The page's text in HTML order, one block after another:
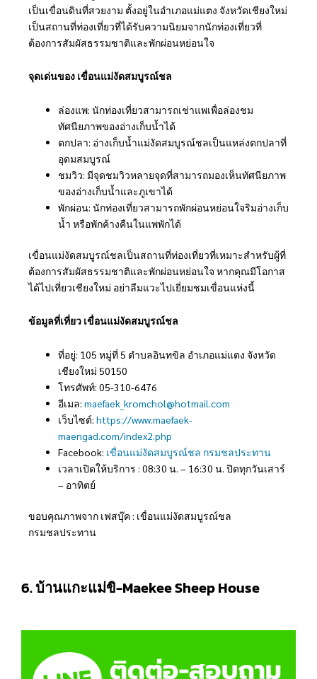
เป็นเขื่อนดินที่สวยงาม ตั้งอยู่ในอำเภอแม่แตง จังหวัดเชียงใหม่
เป็นสถานที่ท่องเที่ยวที่ได้รับความนิยมจากนักท่องเที่ยวที่
ต้องการสัมผัสธรรมชาติและพักผ่อนหย่อนใจ
จุดเด่นของ เขื่อนแม่งัดสมบูรณ์ชล
ล่องแพ: นักท่องเที่ยวสามารถเช่าแพเพื่อล่องชม
ทัศนียภาพของอ่างเก็บน้ำได้
ตกปลา: อ่างเก็บน้ำแม่งัดสมบูรณ์ชลเป็นแหล่งตกปลาที่
อุดมสมบูรณ์
ชมวิว: มีจุดชมวิวหลายจุดที่สามารถมองเห็นทัศนียภาพ
ของอ่างเก็บน้ำและภูเขาได้
พักผ่อน: นักท่องเที่ยวสามารถพักผ่อนหย่อนใจริมอ่างเก็บ
น้ำ หรือพักค้างคืนในแพพักได้
เขื่อนแม่งัดสมบูรณ์ชลเป็นสถานที่ท่องเที่ยวที่เหมาะสำหรับผู้ที่
ต้องการสัมผัสธรรมชาติและพักผ่อนหย่อนใจ หากคุณมีโอกาส
ได้ไปเที่ยวเชียงใหม่ อย่าลืมแวะไปเยี่ยมชมเขื่อนแห่งนี้
ข้อมูลที่เที่ยว เขื่อนแม่งัดสมบูรณ์ชล
ที่อยู่: 105 หมู่ที่ 5 ตำบลอินทขิล อำเภอแม่แตง จังหวัด
เชียงใหม่ 50150
โทรศัพท์: 05-310-6476
อีเมล: maefaek_kromchol@hotmail.com
เว็บไซต์: https://www.maefaek-
maengad.com/index2.php
Facebook: เขื่อนแม่งัดสมบูรณ์ชล กรมชลประทาน
เวลาเปิดให้บริการ : 08:30 น. – 16:30 น. ปิดทุกวันเสาร์
– อาทิตย์
ขอบคุณภาพจาก เฟสบุ๊ค : เขื่อนแม่งัดสมบูรณ์ชล
กรมชลประทาน
6. บ้านแกะแม่ขิ-Maekee Sheep House